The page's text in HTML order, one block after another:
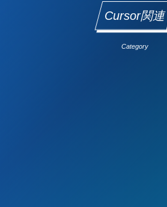
Cursor関連
Category